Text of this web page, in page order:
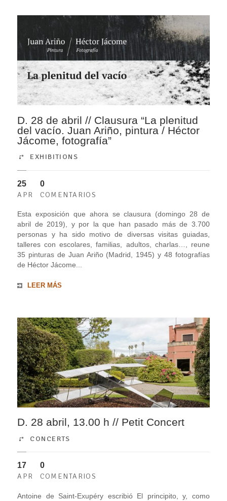
D. 28 de abril // Clausura “La plenitud
del vacío. Juan Ariño, pintura / Héctor
Jácome, fotografía”
EXHIBITIONS
25
APR
0
COMENTARIOS
Esta exposición que ahora se clausura (domingo 28 de
abril de 2019), y por la que han pasado más de 3.700
personas y ha sido motivo de diversas visitas guiadas,
talleres con escolares, familias, adultos, charlas…, reune
35 pinturas de Juan Ariño (Madrid, 1945) y 48 fotografías
de Héctor Jácome...
LEER MÁS
D. 28 abril, 13.00 h // Petit Concert
CONCERTS
17
APR
0
COMENTARIOS
Antoine de Saint-Exupéry escribió El principito, y, como